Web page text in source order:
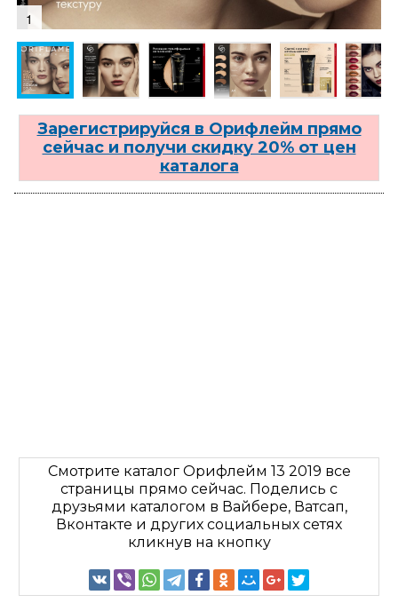
1
Зарегистрируйся в Орифлейм прямо
сейчас и получи скидку 20% от цен
каталога
Смотрите каталог Орифлейм 13 2019 все
страницы прямо сейчас. Поделись с
друзьями каталогом в Вайбере, Ватсап,
Вконтакте и других социальных сетях
кликнув на кнопку